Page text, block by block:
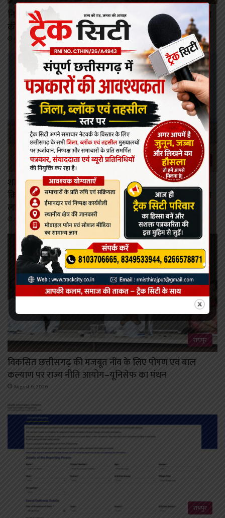
निर्माण श्रमिकों के कल्याण हेतु अनेक महत्वपूर्ण निर्णयों को मंडल
की बैठक में मिली स्वीकृति
August 6, 2026
रायपुर
शासन की जनकल्याणकारी योजनाओं का करें समयबद्ध
क्रियान्वयन , प्रत्येक पात्र व्यक्ति को मिले शासन की योजनाओं का
लाभ : मुख्यमंत्री विष्णुदेव साय।
August 6, 2026
रायपुर
विकसित छत्तीसगढ़ की मजबूत नींव के लिए पोषण एवं बाल
कल्याण पर राज्य नीति आयोग–यूनिसेफ का मंथन
August 6, 2026
रायपुर